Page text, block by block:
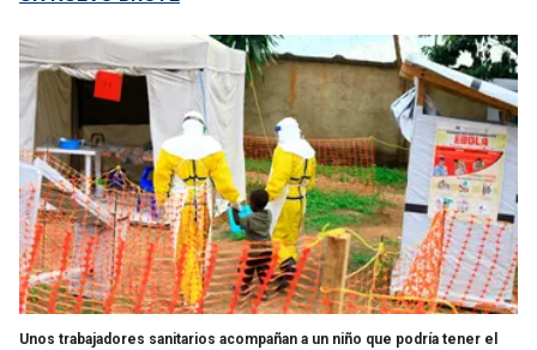
Unos trabajadores sanitarios acompañan a un niño que podría tener el